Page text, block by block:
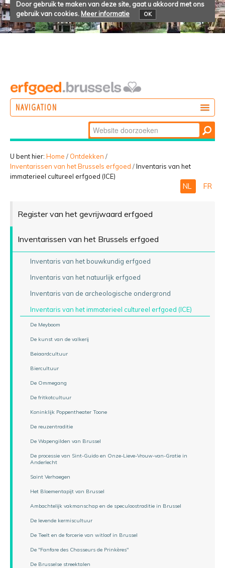
Door gebruik te maken van deze site, gaat u akkoord met ons
gebruik van cookies. Meer informatie OK
NAVIGATION
BELEVEN
Zoek
Geavanceerd
zoeken...
U bent hier: Home / Ontdekken /
Inventarissen van het Brussels erfgoed /Inventaris van het
immaterieel cultureel erfgoed (ICE)
NL FR
Register van het gevrijwaard erfgoed
Inventarissen van het Brussels erfgoed
Inventaris van het bouwkundig erfgoed
Inventaris van het natuurlijk erfgoed
Inventaris van de archeologische ondergrond
Inventaris van het immaterieel cultureel erfgoed (ICE)
De Meyboom
De kunst van de valkerij
Beiaardcultuur
Biercultuur
De Ommegang
De fritkotcultuur
Koninklijk Poppentheater Toone
De reuzentraditie
De Wapengilden van Brussel
De processie van Sint-Guido en Onze-Lieve-Vrouw-van-Gratie in
Anderlecht
Saint Verhaegen
Het Bloementapijt van Brussel
Ambachtelijk vakmanschap en de speculoostraditie in Brussel
De levende kermiscultuur
De Teelt en de forcerie van witloof in Brussel
De "Fanfare des Chasseurs de Prinkères"
De Brusselse streektalen